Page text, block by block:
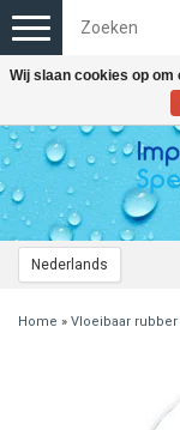
Nederlands
Toggle
navigation
Home » Vloeibaar
Wij slaan cookies op